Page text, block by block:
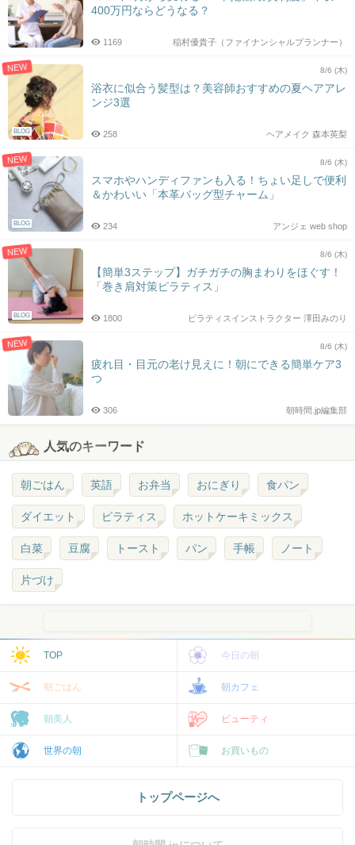
400万円ならどうなる？
稲村優貴子（ファイナンシャルプランナー）
1169
NEW
BLOG
8/6 (木)
浴衣に似合う髪型は？美容師おすすめの夏ヘアアレ
ンジ3選
ヘアメイク 森本英梨
258
NEW
BLOG
8/6 (木)
スマホやハンディファンも入る！ちょい足しで便利
＆かわいい「本革バッグ型チャーム」
アンジェ web shop
234
NEW
BLOG
8/6 (木)
【簡単3ステップ】ガチガチの胸まわりをほぐす！
「巻き肩対策ピラティス」
ピラティスインストラクター 澤田みのり
1800
NEW 8/6 (木)
疲れ目・目元の老け見えに！朝にできる簡単ケア3
つ
朝時間.jp編集部
306
人気のキーワード
朝ごはん 英語 お弁当 おにぎり 食パン
ダイエット ピラティス ホットケーキミックス
白菜 豆腐 トースト パン 手帳 ノート
片づけ
TOP 今日の朝
朝ごはん 朝カフェ
朝美人 ビューティ
世界の朝 お買いもの
トップページへ